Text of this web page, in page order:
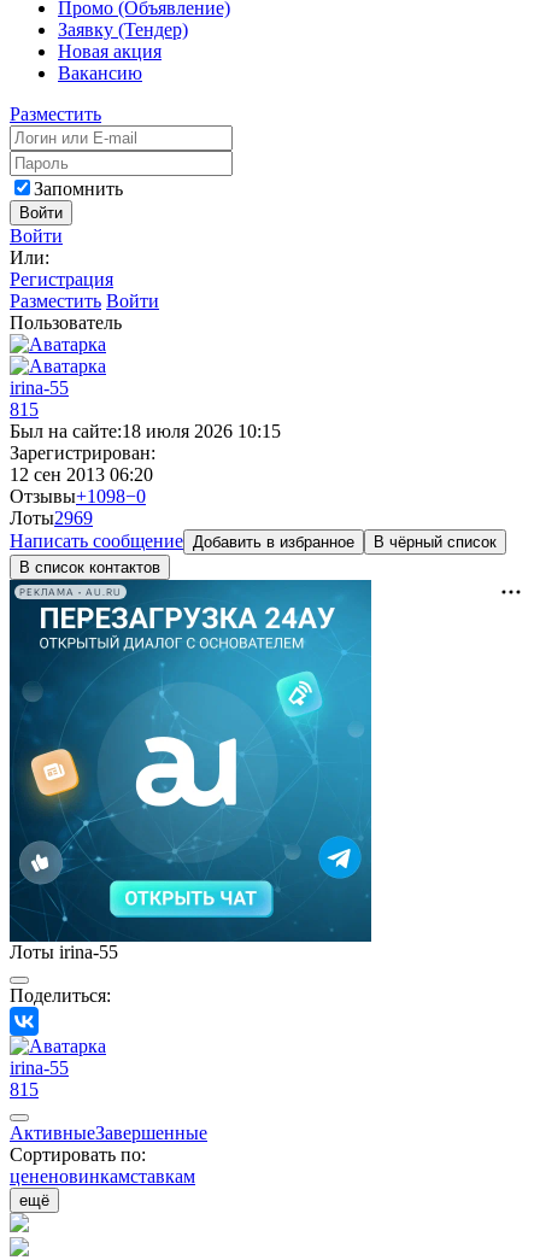
Промо (Объявление)
Заявку (Тендер)
Новая акция
Вакансию
Разместить
Запомнить
Войти
Войти
Или:
Регистрация
Разместить Войти
Пользователь
irina-55
815
Был на сайте:18 июля 2026 10:15
Зарегистрирован:
12 сен 2013 06:20
Отзывы+1098−0
Лоты2969
Написать сообщение Добавить в избранное
В чёрный список
В список контактов
РЕКЛАМА • AU.RU
Лоты irina-55
Поделиться:
irina-55
815
АктивныеЗавершенные
Сортировать по:
цененовинкамставкам
ещё